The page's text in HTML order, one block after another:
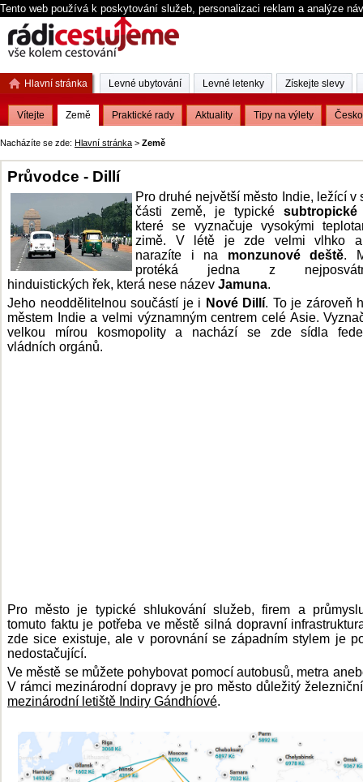
Tento web používá k poskytování služeb, personalizaci reklam a analýze
Nacházíte se zde: Hlavní stránka > Země
Průvodce - Dillí
Pro druhé největší město Indie, ležící v
části země, je typické subtropické
které se vyznačuje vysokými
zimě. V létě je zde velmi vlhko a
narazíte i na monzunové deště.
protéká jedna z
hinduistických řek, která nese název Jamuna.
Jeho neoddělitelnou součástí je i Nové Dillí. To je zároveň
městem Indie a velmi významným centrem celé Asie.
velkou mírou kosmopolity a nachází se zde sídla
vládních orgánů.
Pro město je typické shlukování služeb, firem a
tomuto faktu je potřeba ve městě silná dopravní
zde sice existuje, ale v porovnání se západním stylem je
nedostačující.
Ve městě se můžete pohybovat pomocí autobusů, metra
V rámci mezinárodní dopravy je pro město důležitý
mezinárodní letiště Indiry Gándhíové.
Hlavní stránka
Vítejte Země Praktické rady Aktuality Tipy na výlety Česko
Levné ubytování Levné letenky Získejte slevy